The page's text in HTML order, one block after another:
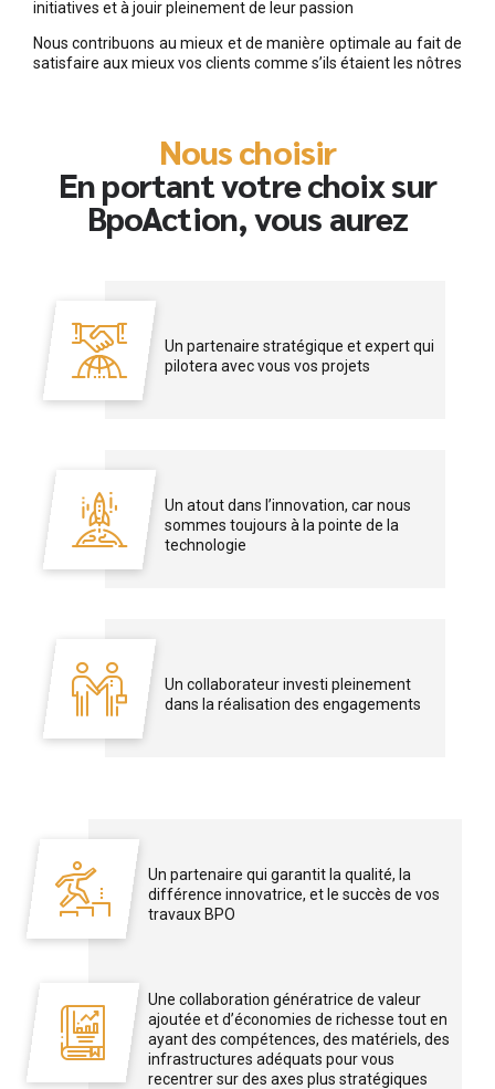
initiatives et à jouir pleinement de leur passion
Nous contribuons au mieux et de manière optimale au fait de
satisfaire aux mieux vos clients comme s’ils étaient les nôtres
Nous choisir
En portant votre choix sur
BpoAction, vous aurez
Un partenaire stratégique et expert qui
pilotera avec vous vos projets
Un atout dans l’innovation, car nous
sommes toujours à la pointe de la
technologie
Un collaborateur investi pleinement
dans la réalisation des engagements
Un partenaire qui garantit la qualité, la
différence innovatrice, et le succès de vos
travaux BPO
Une collaboration génératrice de valeur
ajoutée et d’économies de richesse tout en
ayant des compétences, des matériels, des
infrastructures adéquats pour vous
recentrer sur des axes plus stratégiques